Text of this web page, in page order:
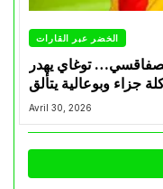
الخضر عبر القارات
توغاي يهدر
جزاء وبوعالية يتألق
Avril 30, 2026